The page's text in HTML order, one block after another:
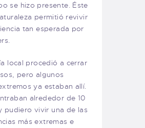
se hizo presente. Éste
permitió revivir
tan esperada por
local procedió a cerrar
pero algunos
ya estaban allí.
alrededor de 10
pudiero vivir una de las
más extremas e